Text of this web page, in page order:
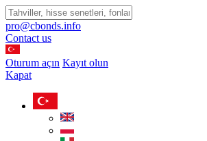
pro@cbonds.info
Contact us
Oturum açın Kayıt olun
Kapat